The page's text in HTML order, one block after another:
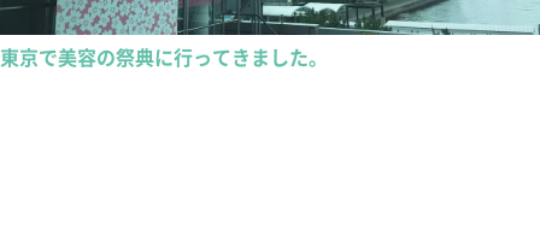
東京で美容の祭典に行ってきました。